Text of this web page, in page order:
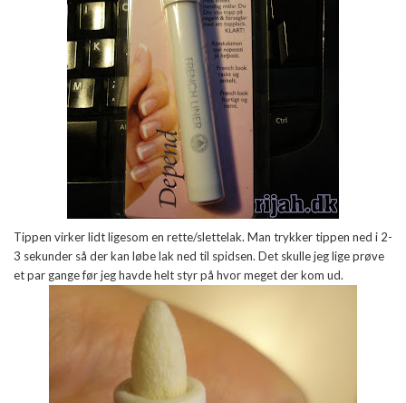
Tippen virker lidt ligesom en rette/slettelak. Man trykker tippen ned i 2-
3 sekunder så der kan løbe lak ned til spidsen. Det skulle jeg lige prøve
et par gange før jeg havde helt styr på hvor meget der kom ud.